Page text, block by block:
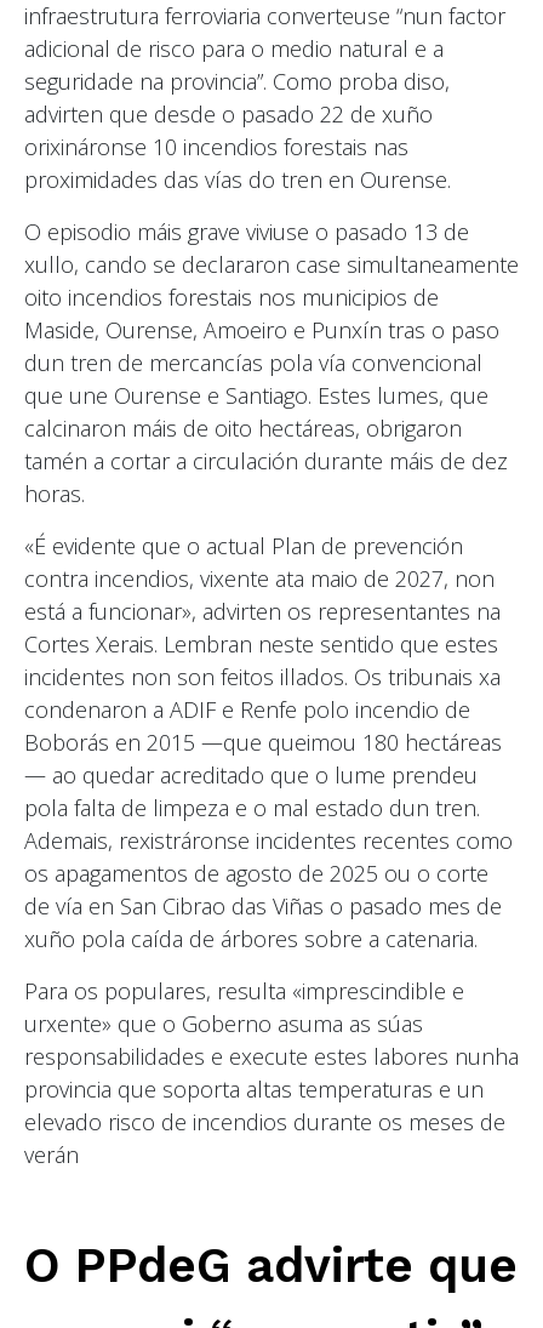
infraestrutura ferroviaria converteuse “nun factor
adicional de risco para o medio natural e a
seguridade na provincia”. Como proba diso,
advirten que desde o pasado 22 de xuño
orixináronse 10 incendios forestais nas
proximidades das vías do tren en Ourense.
O episodio máis grave viviuse o pasado 13 de
xullo, cando se declararon case simultaneamente
oito incendios forestais nos municipios de
Maside, Ourense, Amoeiro e Punxín tras o paso
dun tren de mercancías pola vía convencional
que une Ourense e Santiago. Estes lumes, que
calcinaron máis de oito hectáreas, obrigaron
tamén a cortar a circulación durante máis de dez
horas.
«É evidente que o actual Plan de prevención
contra incendios, vixente ata maio de 2027, non
está a funcionar», advirten os representantes na
Cortes Xerais. Lembran neste sentido que estes
incidentes non son feitos illados. Os tribunais xa
condenaron a ADIF e Renfe polo incendio de
Boborás en 2015 —que queimou 180 hectáreas
— ao quedar acreditado que o lume prendeu
pola falta de limpeza e o mal estado dun tren.
Ademais, rexistráronse incidentes recentes como
os apagamentos de agosto de 2025 ou o corte
de vía en San Cibrao das Viñas o pasado mes de
xuño pola caída de árbores sobre a catenaria.
Para os populares, resulta «imprescindible e
urxente» que o Goberno asuma as súas
responsabilidades e execute estes labores nunha
provincia que soporta altas temperaturas e un
elevado risco de incendios durante os meses de
verán
O PPdeG advirte que